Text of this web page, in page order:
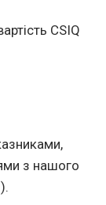
CSIQ
з нашого